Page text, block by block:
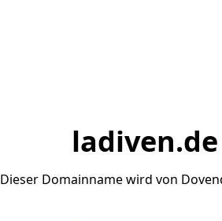
ladiven.de
Dieser Domainname wird von